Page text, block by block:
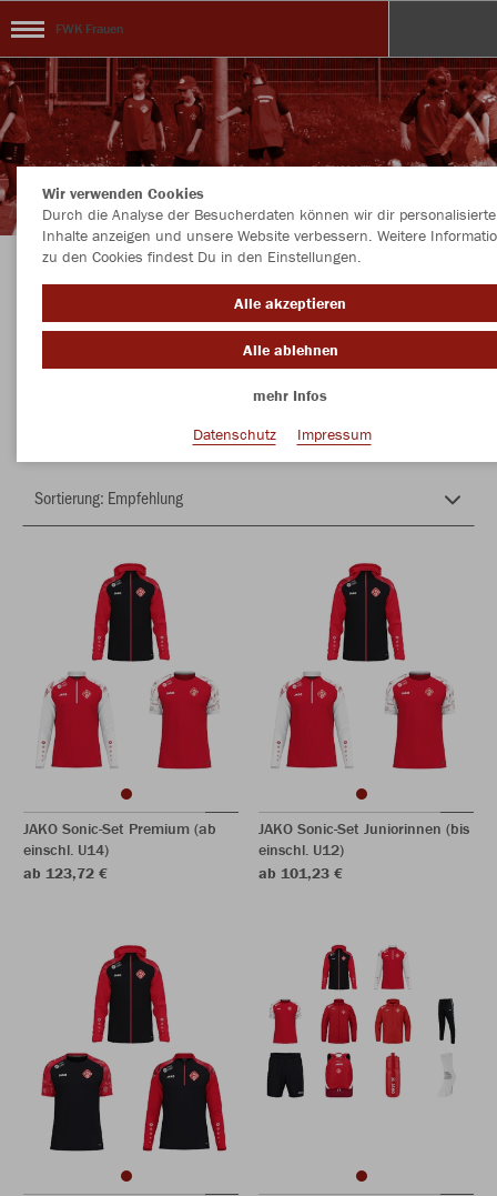
FWK Frauen
Herzlich Willkommen im Teamshop FWK
Frauen
JAKO Sonic-Set Premium (ab
einschl. U14)
ab 123,72 €
JAKO Sonic-Set Juniorinnen (bis
einschl. U12)
ab 101,23 €
Wir verwenden Cookies
Durch die Analyse der Besucherdaten können wir dir personalisierte
Inhalte anzeigen und unsere Website verbessern. Weitere
zu den Cookies findest Du in den Einstellungen.
Alle akzeptieren
Alle ablehnen
mehr Infos
Datenschutz
Impressum